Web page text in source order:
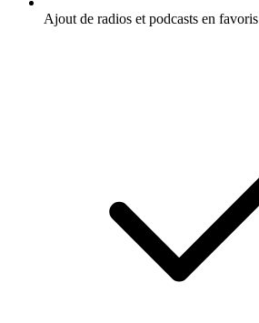
Ajout de radios et podcasts en favoris